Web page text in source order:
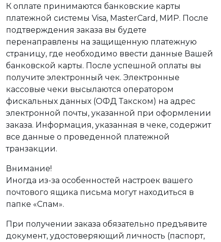
К оплате принимаются банковские карты
платежной системы Visa, MasterCard, МИР. После
подтверждения заказа вы будете
перенаправлены на защищенную платежную
страницу, где необходимо ввести данные Вашей
банковской карты. После успешной оплаты вы
получите электронный чек. Электронные
кассовые чеки высылаются оператором
фискальных данных (ОФД Такском) на адрес
электронной почты, указанной при оформлении
заказа. Информация, указанная в чеке, содержит
все данные о проведенной платежной
транзакции.
Внимание!
Иногда из-за особенностей настроек вашего
почтового ящика письма могут находиться в
папке «Спам».
При получении заказа обязательно предъявите
документ, удостоверяющий личность (паспорт,